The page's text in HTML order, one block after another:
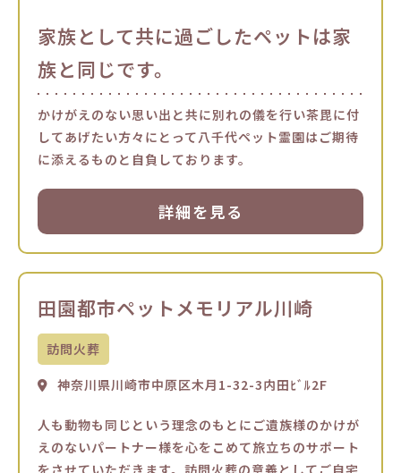
家族として共に過ごしたペットは家
族と同じです。
かけがえのない思い出と共に別れの儀を行い茶毘に付
してあげたい方々にとって八千代ペット霊園はご期待
に添えるものと自負しております。
詳細を見る
田園都市ペットメモリアル川崎
訪問火葬
神奈川県川崎市中原区木月1-32-3内田ﾋﾞﾙ2F
人も動物も同じという理念のもとにご遺族様のかけが
えのないパートナー様を心をこめて旅立ちのサポート
をさせていただきます。訪問火葬の意義としてご自宅